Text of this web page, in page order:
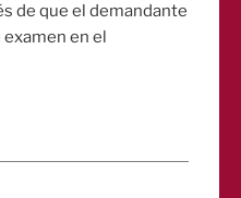
de que el demandante
examen en el